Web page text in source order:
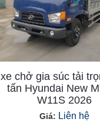
xe chở gia súc tải
tấn Hyundai New
W11S 2026
Giá: Liên hệ